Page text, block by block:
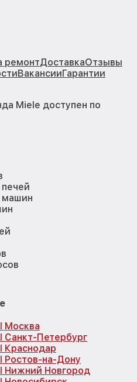
ремонтДоставкаОтзывы
ВакансииГарантии
Miele доступен по
машин
Москва
Санкт-Петербург
Краснодар
Ростов-на-Дону
Нижний Новгород